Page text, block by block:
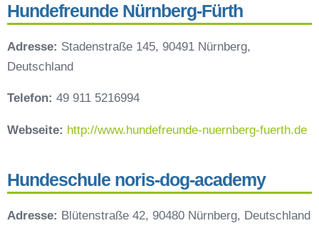
Hundefreunde Nürnberg-Fürth
Adresse: Stadenstraße 145, 90491 Nürnberg,
Deutschland
Telefon: 49 911 5216994
Webseite: http://www.hundefreunde-nuernberg-fuerth.de
Hundeschule noris-dog-academy
Adresse: Blütenstraße 42, 90480 Nürnberg, Deutschland